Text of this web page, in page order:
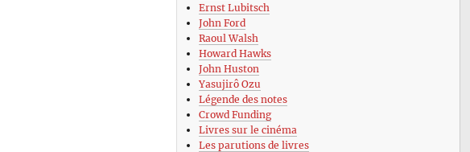
Ernst Lubitsch
John Ford
Raoul Walsh
Howard Hawks
John Huston
Yasujirô Ozu
Légende des notes
Crowd Funding
Livres sur le cinéma
Les parutions de livres